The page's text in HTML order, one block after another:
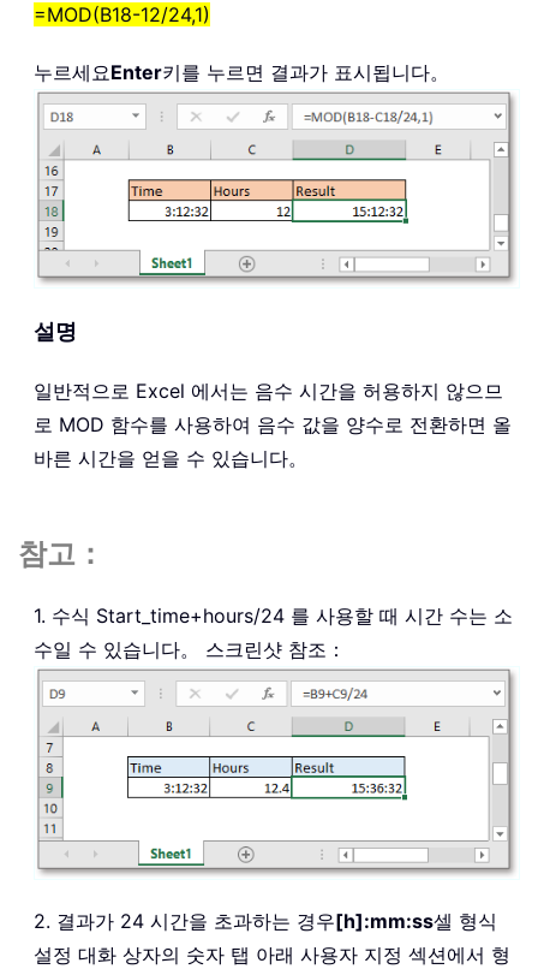
=MOD(B18-12/24,1)
누르세요Enter키를 누르면 결과가 표시됩니다。
설명
일반적으로 Excel 에서는 음수 시간을 허용하지 않으므
로 MOD 함수를 사용하여 음수 값을 양수로 전환하면 올
바른 시간을 얻을 수 있습니다。
참고：
1. 수식 Start_time+hours/24 를 사용할 때 시간 수는 소
수일 수 있습니다。 스크린샷 참조：
2. 결과가 24 시간을 초과하는 경우[h]:mm:ss셀 형식
설정 대화 상자의 숫자 탭 아래 사용자 지정 섹션에서 형